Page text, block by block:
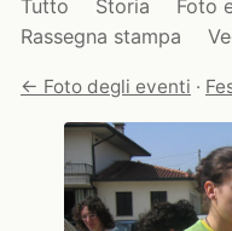
Tutto Storia Foto
Rassegna stampa
← Foto degli eventi ·